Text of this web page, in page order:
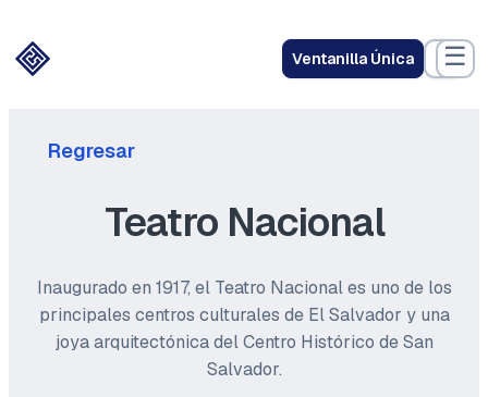
Ventanilla Única ☰
Regresar
Teatro Nacional
Inaugurado en 1917, el Teatro Nacional es uno de los
principales centros culturales de El Salvador y una
joya arquitectónica del Centro Histórico de San
Salvador.